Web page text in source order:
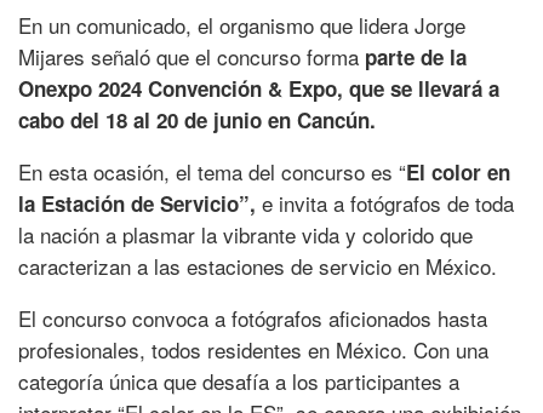
En un comunicado, el organismo que lidera Jorge
Mijares señaló que el concurso forma parte de la
Onexpo 2024 Convención & Expo, que se llevará a
cabo del 18 al 20 de junio en Cancún.
En esta ocasión, el tema del concurso es “El color en
la Estación de Servicio”, e invita a fotógrafos de toda
la nación a plasmar la vibrante vida y colorido que
caracterizan a las estaciones de servicio en México.
El concurso convoca a fotógrafos aficionados hasta
profesionales, todos residentes en México. Con una
categoría única que desafía a los participantes a